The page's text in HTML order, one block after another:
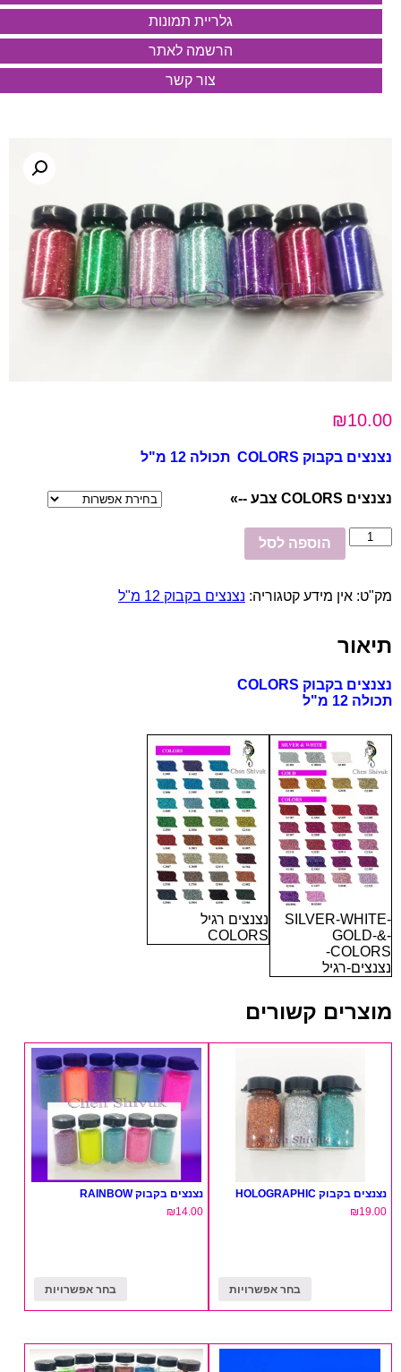
גלריית תמונות
הרשמה לאתר
צור קשר
₪10.00
נצנצים בקבוק COLORS תכולה 12 מ"ל
נצנצים COLORS צבע --»
כמות
של
COLORS
הוספה לסל
מק"ט: אין מידע קטגוריה: נצנצים בקבוק 12 מ"ל
תיאור
נצנצים בקבוק COLORS
תכולה 12 מ"ל
SILVER-WHITE-
GOLD-&-
COLORS-
נצנצים-רגיל
נצנצים רגיל
COLORS
מוצרים קשורים
נצנצים בקבוק HOLOGRAPHIC
₪19.00
בחר אפשרויות
נצנצים בקבוק RAINBOW
₪14.00
בחר אפשרויות